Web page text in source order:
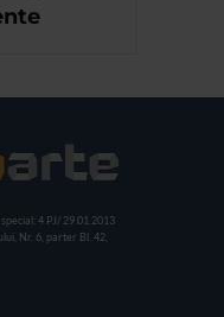
4 PJ/ 29.01.2013
Nr. 6, parter Bl. 42,